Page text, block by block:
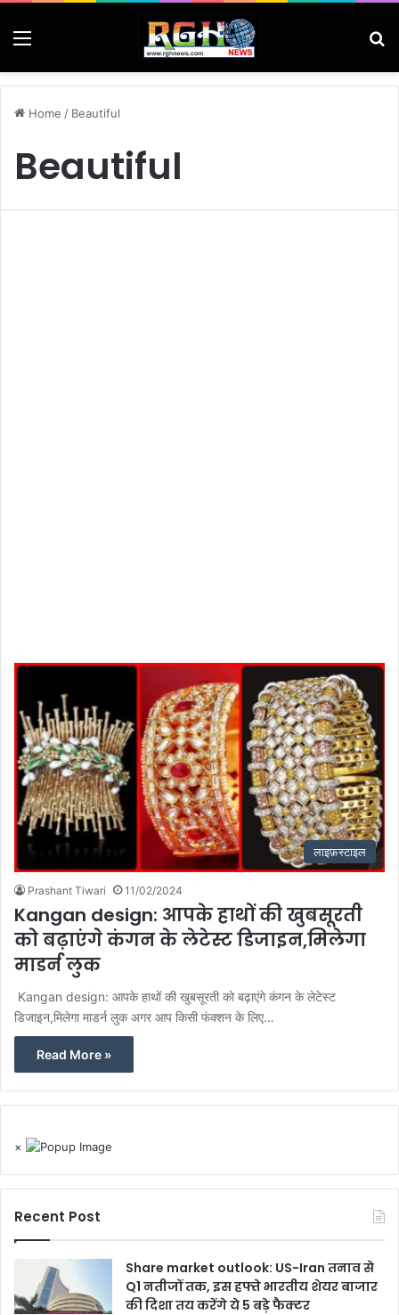
Menu
Home / Beautiful
Beautiful
लाइफ़स्टाइल
Prashant Tiwari 11/02/2024
Kangan design: आपके हाथों की खुबसूरती
को बढ़ाएंगे कंगन के लेटेस्ट डिजाइन,मिलेगा
माडर्न लुक
Kangan design: आपके हाथों की खुबसूरती को बढ़ाएंगे कंगन के लेटेस्ट
डिजाइन,मिलेगा माडर्न लुक अगर आप किसी फंक्शन के लिए…
Read More »
×
Recent Post
Share market outlook: US-Iran तनाव से
Q1 नतीजों तक, इस हफ्ते भारतीय शेयर बाजार
की दिशा तय करेंगे ये 5 बड़े फैक्टर